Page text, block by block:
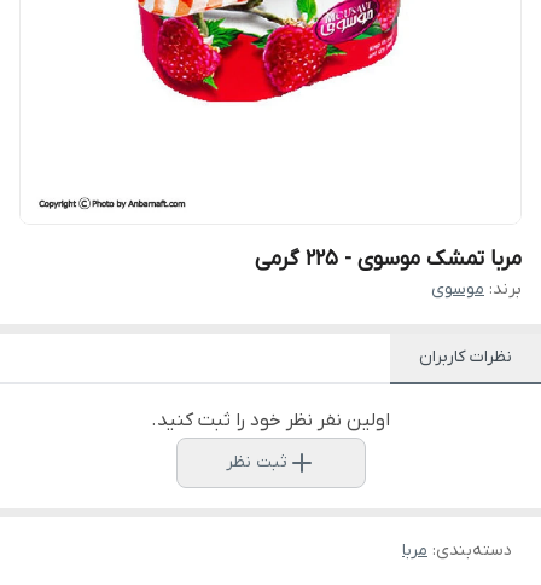
مربا تمشک موسوی - 225 گرمی
برند: موسوی
نظرات کاربران
اولین نفر نظر خود را ثبت کنید.
ثبت نظر
دسته‌بندی: مربا